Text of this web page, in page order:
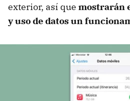
exterior, así que mostrarán
y uso de datos un